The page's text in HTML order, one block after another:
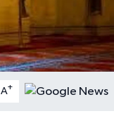
A+